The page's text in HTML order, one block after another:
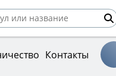
Контакты